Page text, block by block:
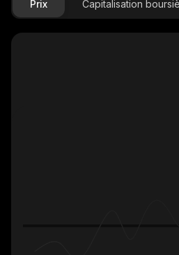
Prix Capitalisation